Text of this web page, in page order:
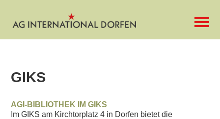
GIKS
AGI-BIBLIOTHEK IM GIKS
Im GIKS am Kirchtorplatz 4 in Dorfen bietet die